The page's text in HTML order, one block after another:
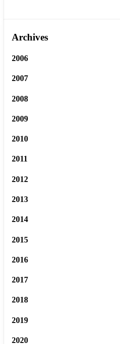
Archives
2006
2007
2008
2009
2010
2011
2012
2013
2014
2015
2016
2017
2018
2019
2020